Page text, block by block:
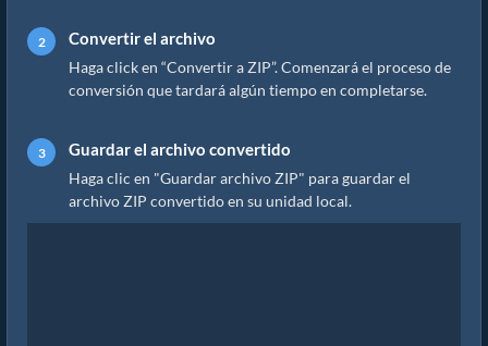
Convertir el archivo
Haga click en “Convertir a ZIP”. Comenzará el proceso de
conversión que tardará algún tiempo en completarse.
Guardar el archivo convertido
Haga clic en "Guardar archivo ZIP" para guardar el
archivo ZIP convertido en su unidad local.